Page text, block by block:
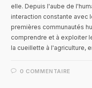
elle. Depuis l'aube de
interaction constante avec
premières communautés
comprendre et à exploiter
la cueillette à l'agriculture,
0 COMMENTAIRE